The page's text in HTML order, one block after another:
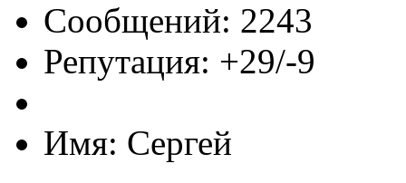
Сообщений: 2243
Репутация: +29/-9
Имя: Сергей